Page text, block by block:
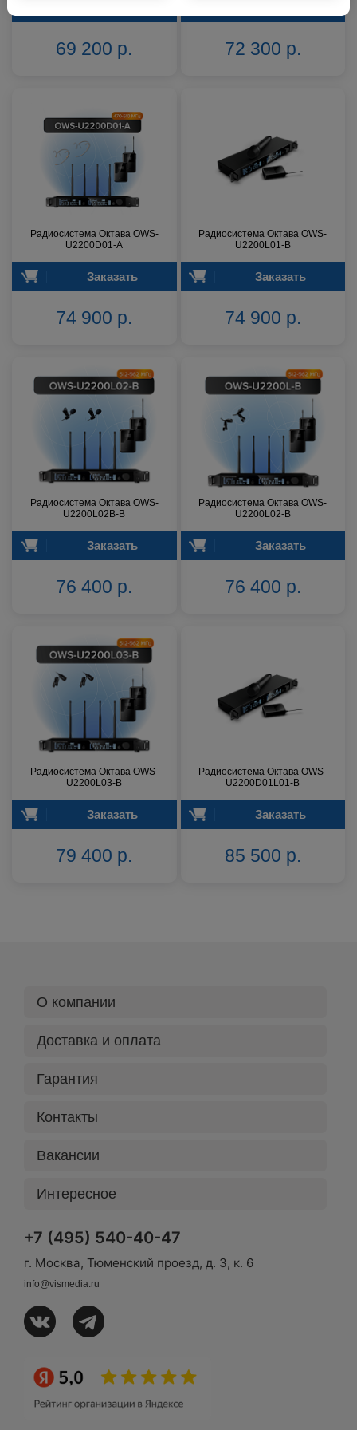
69 200 р. 72 300 р.
Радиосистема Октава OWS-
U2200D01-A
Заказать
74 900 р.
Радиосистема Октава OWS-
U2200L01-B
Заказать
74 900 р.
Радиосистема Октава OWS-
U2200L02В-B
Заказать
76 400 р.
Радиосистема Октава OWS-
U2200L02-B
Заказать
76 400 р.
Радиосистема Октава OWS-
U2200L03-B
Заказать
79 400 р.
Радиосистема Октава OWS-
U2200D01L01-B
Заказать
85 500 р.
О компании
Доставка и оплата
Гарантия
Контакты
Вакансии
Интересное
+7 (495) 540-40-47
г. Москва, Тюменский проезд, д. 3, к. 6
info@vismedia.ru